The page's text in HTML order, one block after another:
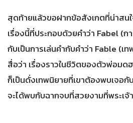
สุดท้ายแล้วขอฝากข้อสังเกตที่น่าสน
เรื่องนี้ที่ประกอบด้วยคำว่า Fabel (
กับเป็นการเล่นคำกับคำว่า Fable (เ
สื่อว่า เรื่องราวในชีวิตของตัวพ่อม
ก็เป็นดั่งเทพนิยายที่เขาต้องพบเจอกั
จะได้พบกับฉากจบที่สวยงามที่พระเจ้